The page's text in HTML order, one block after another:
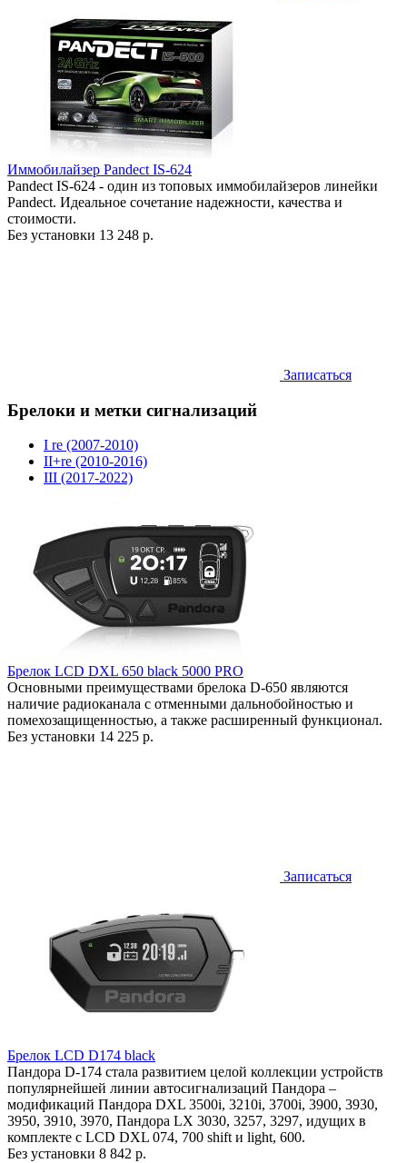
Иммобилайзер Pandect IS-624
Pandect IS-624 - один из топовых иммобилайзеров линейки
Pandect. Идеальное сочетание надежности, качества и
стоимости.
Без установки 13 248 р.
Записаться
Брелоки и метки сигнализаций
I re (2007-2010)
II+re (2010-2016)
III (2017-2022)
Брелок LCD DXL 650 black 5000 PRO
Основными преимуществами брелока D-650 являются
наличие радиоканала с отменными дальнобойностью и
помехозащищенностью, а также расширенный функционал.
Без установки 14 225 р.
Записаться
Брелок LCD D174 black
Пандора D-174 стала развитием целой коллекции устройств
популярнейшей линии автосигнализаций Пандора –
модификаций Пандора DXL 3500i, 3210i, 3700i, 3900, 3930,
3950, 3910, 3970, Пандора LX 3030, 3257, 3297, идущих в
комплекте с LCD DXL 074, 700 shift и light, 600.
Без установки 8 842 р.